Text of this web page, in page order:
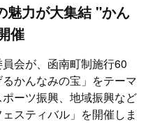
魅力が大集結 "かん
催
会が、函南町制施行60
かんなみの宝」をテーマ
ーツ振興、地域振興など
スティバル」を開催しま